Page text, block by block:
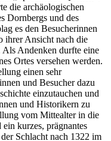
die archäologischen
Dornbergs und des
es den Besucherinnen
ihrer Ansicht nach die
Als Andenken durfte eine
Ortes versehen werden.
einen sehr
und Besucher dazu
einzutauchen und
und Historikern zu
vom Mittealter in die
kurzes, prägnantes
Schlacht nach 1322 im